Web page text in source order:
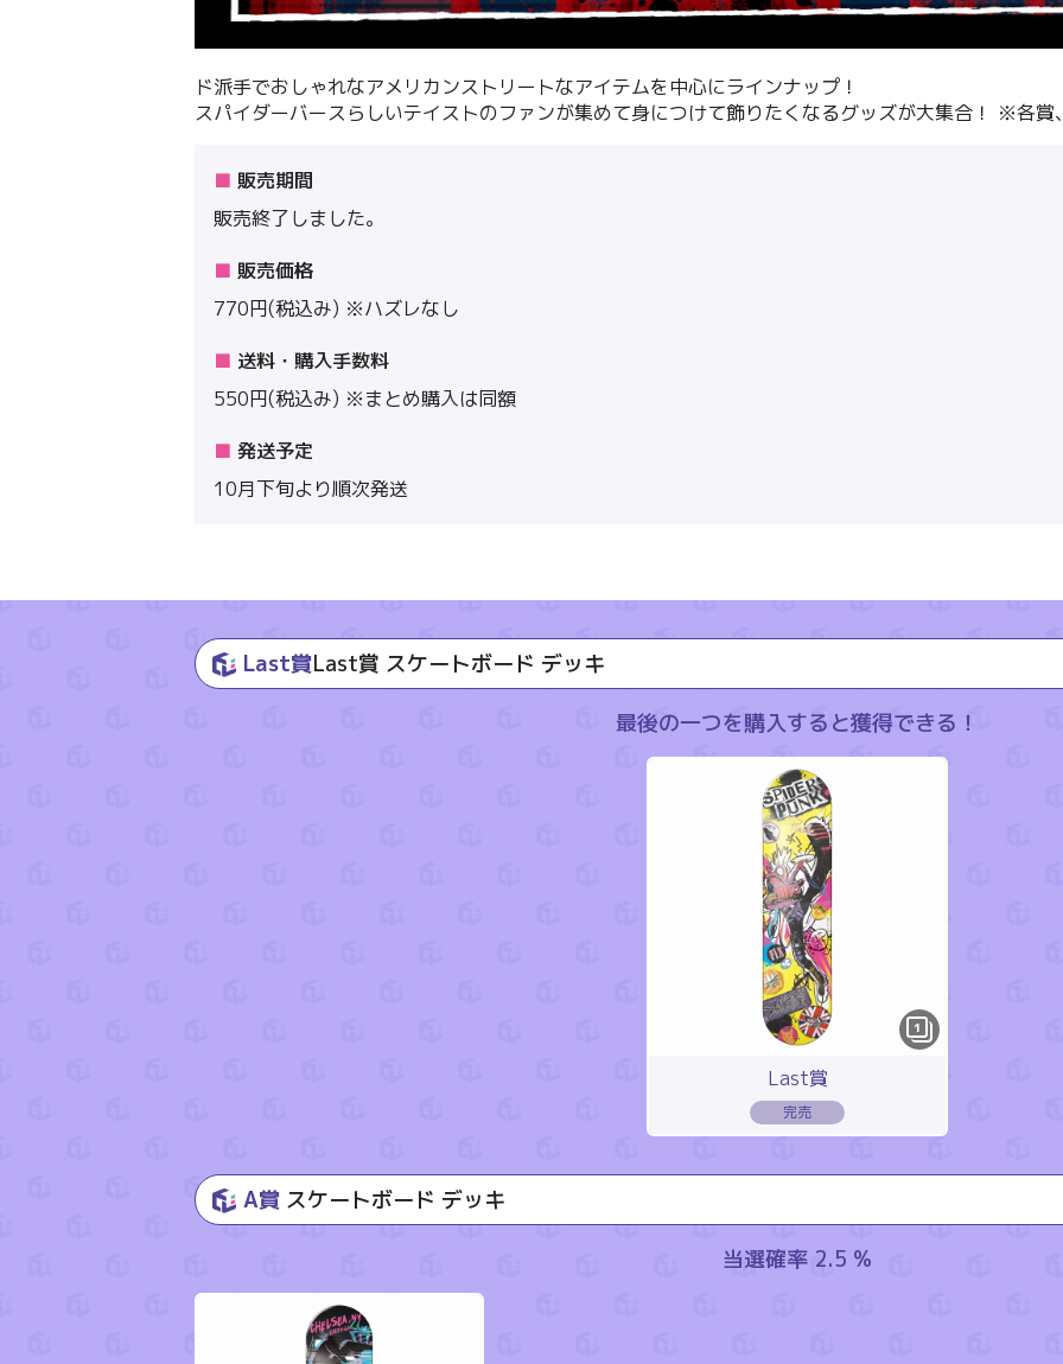
ド派⼿でおしゃれなアメリカンストリートなアイテムを中⼼にラインナップ！
スパイダーバースらしいテイストのファンが集めて⾝につけて飾りたくなるグッズが⼤集合！ ※各
販売期間
販売終了しました。
販売価格
770円(税込み) ※ハズレなし
送料・購入手数料
550円(税込み) ※まとめ購入は同額
発送予定
10月下旬より順次発送
Last賞Last賞 スケートボード デッキ
最後の一つを購入すると獲得できる！
1
Last賞
A賞 スケートボード デッキ
当選確率 2.5 %